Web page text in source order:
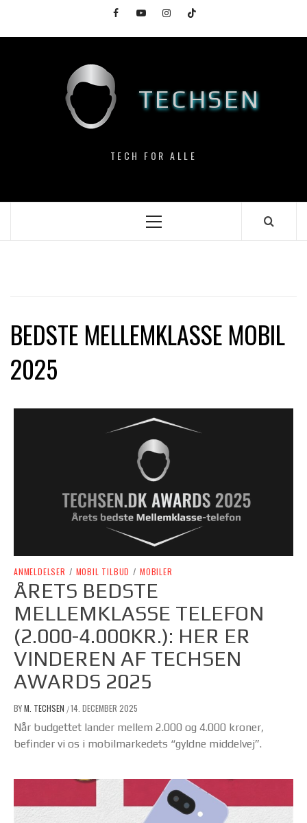
content
FacebookYouTubeInstagramTikTok
TECHSEN
TECH FOR ALLE
Primary
BEDSTE MELLEMKLASSE MOBIL
2025
ANMELDELSER / MOBIL TILBUD / MOBILER
ÅRETS BEDSTE
MELLEMKLASSE TELEFON
(2.000-4.000KR.): HER ER
VINDEREN AF TECHSEN
AWARDS 2025
BYM. TECHSEN /14. DECEMBER 2025
Når budgettet lander mellem 2.000 og 4.000 kroner,
befinder vi os i mobilmarkedets “gyldne middelvej”.